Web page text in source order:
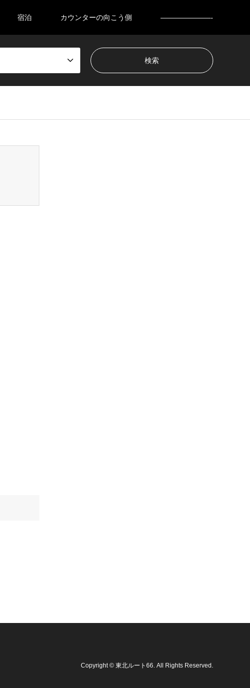
宿泊 カウンターの向こう側 ———————-
Copyright © 東北ルート66 . All Rights Reserved.